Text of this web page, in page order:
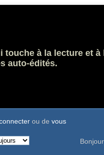
touche à la lecture et
auto-édités.
ou de vous